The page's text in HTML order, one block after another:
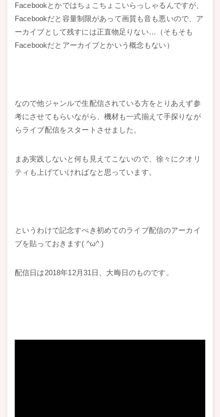
Facebookとかではちょこちょこいらっしゃるんですが、
Facebookだと容量制限があって画質も音も悪いので、ア
ーカイブとして残すには正直物足りない…（そもそも
Facebookだとアーカイブとかいう概念もない）
なので他ジャンルで生配信されている方をとりあえず参
考にさせてもらいながら、機材も一式揃えて手探りなが
らライブ配信をスタートさせました。
まあ実践しないと何も見えてこないので、徐々にクオリ
ティも上げていければなと思っています。
というわけで記念すべき初めてのライブ配信のアーカイ
ブを貼っておきます( ^ω^ )
配信日は2018年12月31日、大晦日のものです。